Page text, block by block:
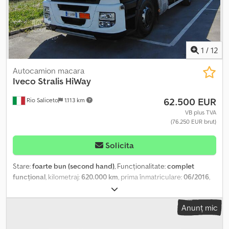
și soluții de flotă, cu până la 30 de vehicule disponibile pentru
vânzare. Chsdeub Sb Eopfx Adkja
1 / 12
Rio Saliceto 1.113 km
Autocamion macara
Iveco Stralis HiWay
62.500 EUR
VB plus TVA
(76.250 EUR brut)
Solicita
Stare:foarte bun (second hand), Funcționalitate:complet
funcțional, kilometraj:620.000 km, prima înmatriculare:06/2016,
, greutatea maximă de încărcare:
140.000 kg, greutate totală:260.000 kg, configurație ax:6x2,
ABS, AdBlue, Bluetooth, EBS
Anunț mic